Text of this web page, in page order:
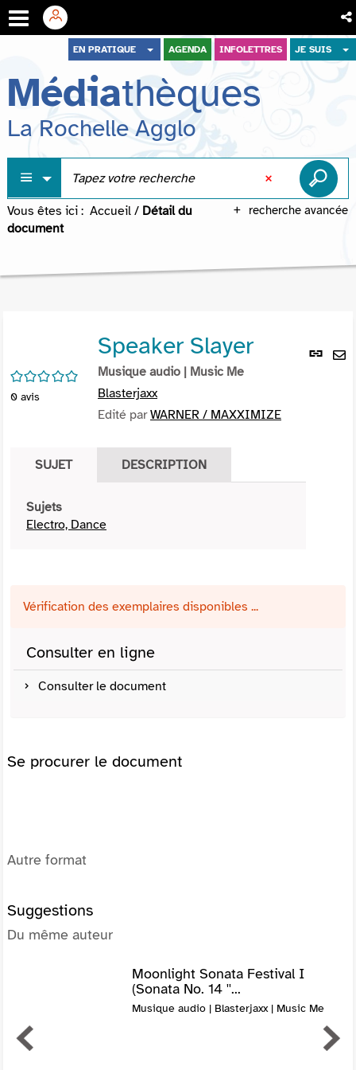
menu
contenu
recherche
EN PRATIQUE AGENDA INFOLETTRES JE SUIS
Médiathèques
La Rochelle Agglo
recherche avancée
Vous êtes ici : Accueil / Détail du
document
Lien
/5
0 avis
Speaker Slayer
Musique audio | Music Me
Blasterjaxx
Edité parWARNER / MAXXIMIZE
SUJET DESCRIPTION
Sujets
Electro, Dance
Vérification des exemplaires disponibles ...
Consulter en ligne
Consulter le document
Se procurer le document
Autre format
Suggestions
Du même auteur
Moonlight Sonata Festival I
(Sonata No. 14 ''...
Musique audio | Blasterjaxx | Music Me